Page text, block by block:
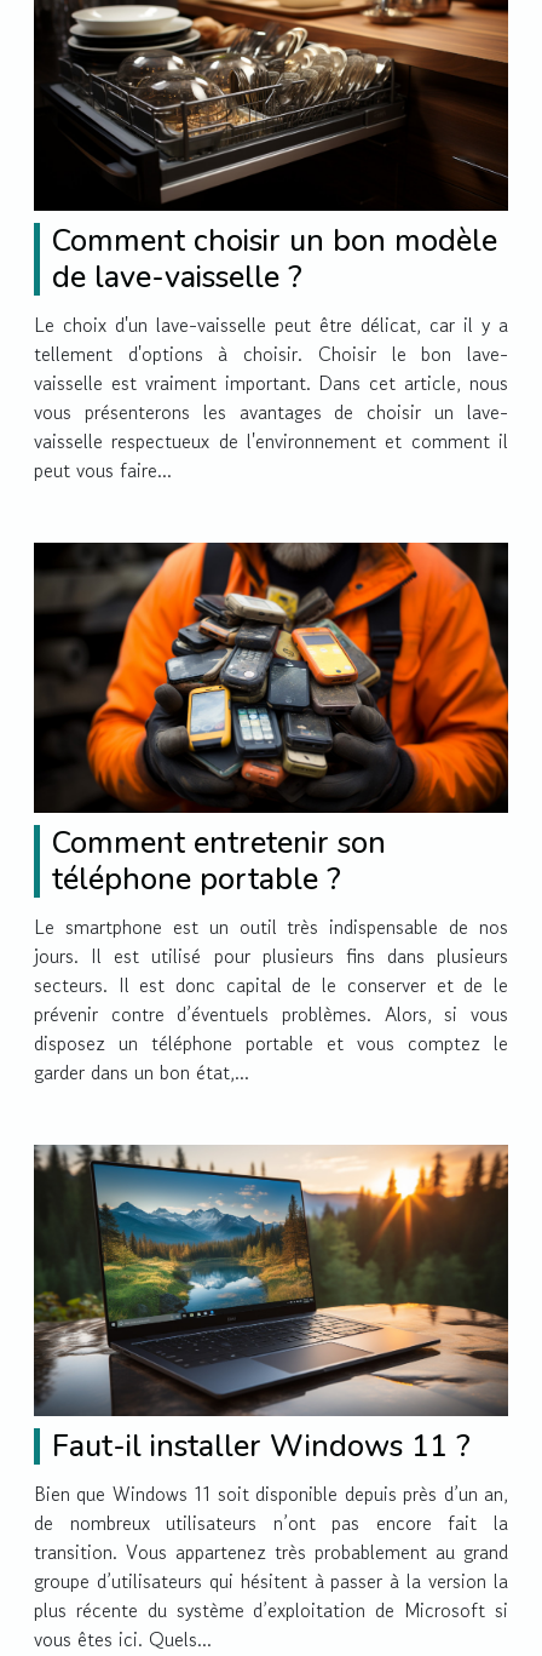
Comment choisir un bon modèle
de lave-vaisselle ?
Le choix d'un lave-vaisselle peut être délicat, car il y a
tellement d'options à choisir. Choisir le bon lave-
vaisselle est vraiment important. Dans cet article, nous
vous présenterons les avantages de choisir un lave-
vaisselle respectueux de l'environnement et comment il
peut vous faire...
Comment entretenir son
téléphone portable ?
Le smartphone est un outil très indispensable de nos
jours. Il est utilisé pour plusieurs fins dans plusieurs
secteurs. Il est donc capital de le conserver et de le
prévenir contre d’éventuels problèmes. Alors, si vous
disposez un téléphone portable et vous comptez le
garder dans un bon état,...
Faut-il installer Windows 11 ?
Bien que Windows 11 soit disponible depuis près d’un an,
de nombreux utilisateurs n’ont pas encore fait la
transition. Vous appartenez très probablement au grand
groupe d’utilisateurs qui hésitent à passer à la version la
plus récente du système d’exploitation de Microsoft si
vous êtes ici. Quels...